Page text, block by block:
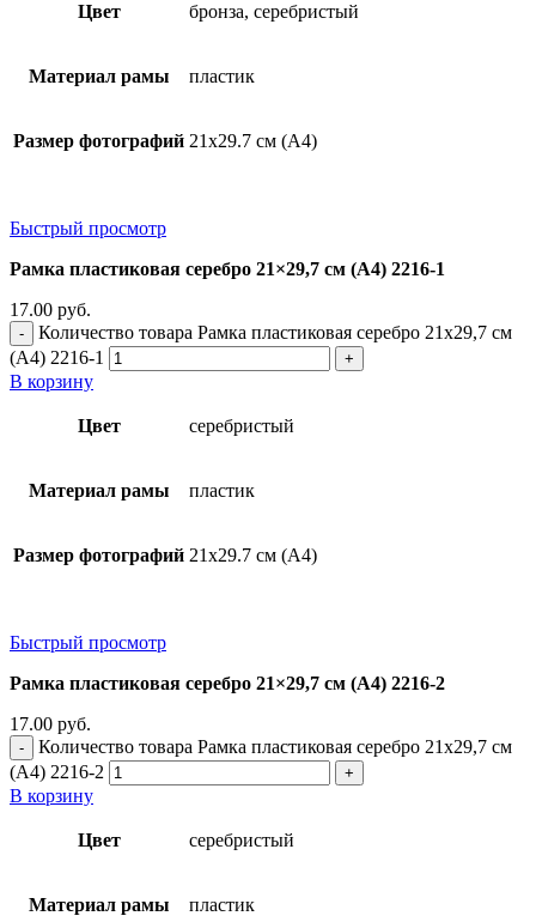
Цвет бронза, серебристый
Материал рамы пластик
Размер фотографий 21х29.7 см (А4)
Быстрый просмотр
Рамка пластиковая серебро 21×29,7 см (А4) 2216-1
17.00 руб.
Количество товара Рамка пластиковая серебро 21x29,7 см
(А4) 2216-1
В корзину
Цвет серебристый
Материал рамы пластик
Размер фотографий 21х29.7 см (А4)
Быстрый просмотр
Рамка пластиковая серебро 21×29,7 см (А4) 2216-2
17.00 руб.
Количество товара Рамка пластиковая серебро 21x29,7 см
(А4) 2216-2
В корзину
Цвет серебристый
Материал рамы пластик